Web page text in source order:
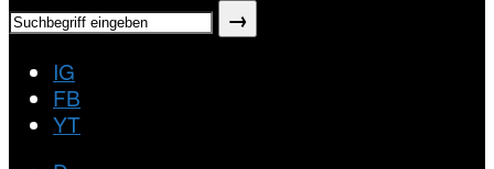
IG
FB
YT